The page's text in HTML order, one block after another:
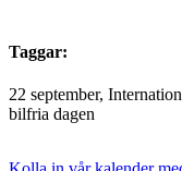
Taggar:
22 september,
bilfria dagen